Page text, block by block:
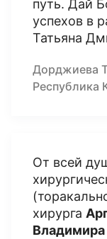
путь. Дай
успехов в
Татьяна
Дорджиева
Республика
От всей
хирурга